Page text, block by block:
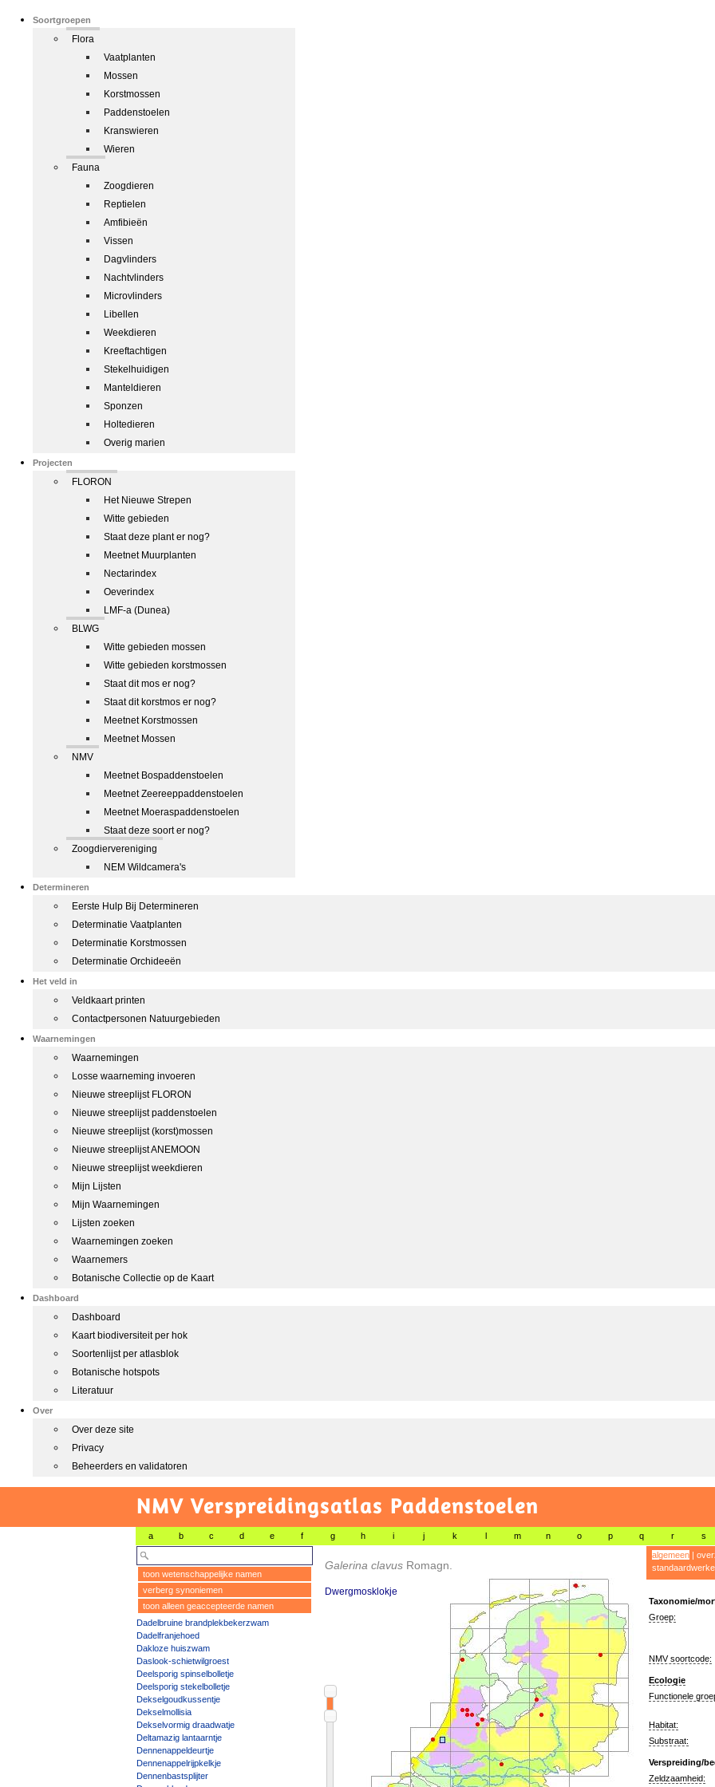
Soortgroepen
Flora
Vaatplanten
Mossen
Korstmossen
Paddenstoelen
Kranswieren
Wieren
Fauna
Zoogdieren
Reptielen
Amfibieën
Vissen
Dagvlinders
Nachtvlinders
Microvlinders
Libellen
Weekdieren
Kreeftachtigen
Stekelhuidigen
Manteldieren
Sponzen
Holtedieren
Overig marien
Projecten
FLORON
Het Nieuwe Strepen
Witte gebieden
Staat deze plant er nog?
Meetnet Muurplanten
Nectarindex
Oeverindex
LMF-a (Dunea)
BLWG
Witte gebieden mossen
Witte gebieden korstmossen
Staat dit mos er nog?
Staat dit korstmos er nog?
Meetnet Korstmossen
Meetnet Mossen
NMV
Meetnet Bospaddenstoelen
Meetnet Zeereeppaddenstoelen
Meetnet Moeraspaddenstoelen
Staat deze soort er nog?
Zoogdiervereniging
NEM Wildcamera's
Determineren
Eerste Hulp Bij Determineren
Determinatie Vaatplanten
Determinatie Korstmossen
Determinatie Orchideeën
Het veld in
Veldkaart printen
Contactpersonen Natuurgebieden
Waarnemingen
Waarnemingen
Losse waarneming invoeren
Nieuwe streeplijst FLORON
Nieuwe streeplijst paddenstoelen
Nieuwe streeplijst (korst)mossen
Nieuwe streeplijst ANEMOON
Nieuwe streeplijst weekdieren
Mijn Lijsten
Mijn Waarnemingen
Lijsten zoeken
Waarnemingen zoeken
Waarnemers
Botanische Collectie op de Kaart
Dashboard
Dashboard
Kaart biodiversiteit per hok
Soortenlijst per atlasblok
Botanische hotspots
Literatuur
Over
Over deze site
Privacy
Beheerders en validatoren
NMV Verspreidingsatlas Paddenstoelen
a b c d e f g h i j k l m n o p q r s
toon wetenschappelijke namen
verberg synoniemen
toon alleen geaccepteerde namen
Dadelbruine brandplekbekerzwam
Dadelfranjehoed
Dakloze huiszwam
Daslook-schietwilgroest
Deelsporig spinselbolletje
Deelsporig stekelbolletje
Dekselgoudkussentje
Dekselmollisia
Dekselvormig draadwatje
Deltamazig lantaarntje
Dennenappeldeurtje
Dennenappelrijpkelkje
Dennenbastsplijter
Galerina clavus Romagn.
Dwergmosklokje
algemeen|
Taxonomie/
Groep:
NMV soortcode:
Ecologie
Functionele
Habitat:
Substraat:
Verspreiding/
Zeldzaamheid: